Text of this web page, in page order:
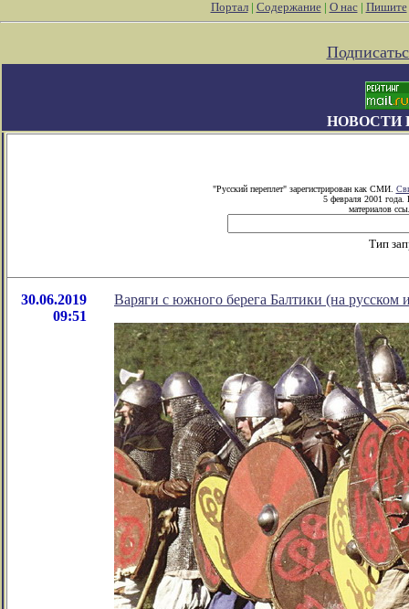
Портал| Содержание| О нас| Пишите
НОВОСТИ
"Русский переплет" зарегистрирован как СМИ.
5 февраля 2001 года.
материалов
Тип
30.06.2019
09:51
Варяги с южного берега Балтики (на русском